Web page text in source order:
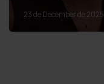
23 de December de 2025